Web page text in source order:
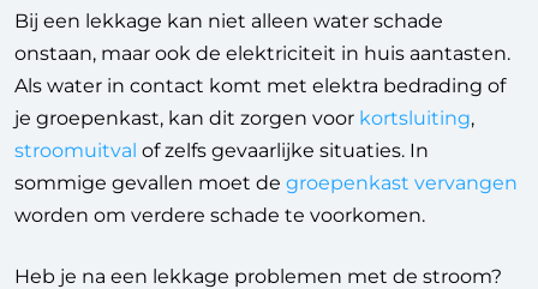
Bij een lekkage kan niet alleen water schade
onstaan, maar ook de elektriciteit in huis aantasten.
Als water in contact komt met elektra bedrading of
je groepenkast, kan dit zorgen voor kortsluiting,
stroomuitval of zelfs gevaarlijke situaties. In
sommige gevallen moet de groepenkast vervangen
worden om verdere schade te voorkomen.
Heb je na een lekkage problemen met de stroom?